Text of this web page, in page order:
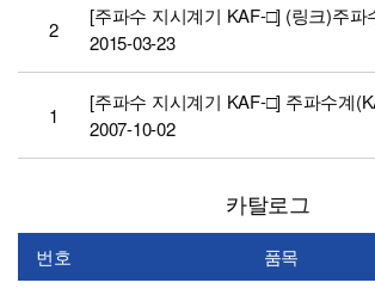
2
2015-03-23
1
[주파수 지시계기 KAF-□] 주파수계
2007-10-02
카탈로그
번호 품목